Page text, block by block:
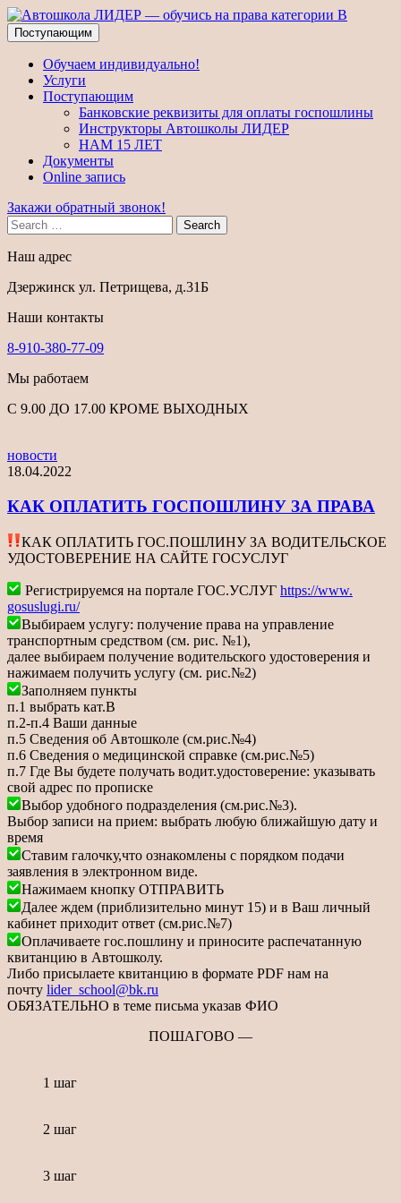
Поступающим
Обучаем индивидуально!
Услуги
Поступающим
Банковские реквизиты для оплаты госпошлины
Инструкторы Автошколы ЛИДЕР
НАМ 15 ЛЕТ
Документы
Online запись
Закажи обратный звонок!
Search
Наш адрес
Дзержинск ул. Петрищева, д.31Б
Наши контакты
8-910-380-77-09
Мы работаем
С 9.00 ДО 17.00 КРОМЕ ВЫХОДНЫХ
новости
18.04.2022
КАК ОПЛАТИТЬ ГОСПОШЛИНУ ЗА ПРАВА
КАК ОПЛАТИТЬ ГОС.ПОШЛИНУ ЗА ВОДИТЕЛЬСКОЕ
УДОСТОВЕРЕНИЕ НА САЙТЕ ГОСУСЛУГ
Регистрируемся на портале ГОС.УСЛУГ https://www.
gosuslugi.ru/
Выбираем услугу: получение права на управление
транспортным средством (см. рис. №1),
далее выбираем получение водительского удостоверения и
нажимаем получить услугу (см. рис.№2)
Заполняем пункты
п.1 выбрать кат.В
п.2-п.4 Ваши данные
п.5 Сведения об Автошколе (см.рис.№4)
п.6 Сведения о медицинской справке (см.рис.№5)
п.7 Где Вы будете получать водит.удостоверение: указывать
свой адрес по прописке
Выбор удобного подразделения (см.рис.№3).
Выбор записи на прием: выбрать любую ближайшую дату и
время
Ставим галочку,что ознакомлены с порядком подачи
заявления в электронном виде.
Нажимаем кнопку ОТПРАВИТЬ
Далее ждем (приблизительно минут 15) и в Ваш личный
кабинет приходит ответ (см.рис.№7)
Оплачиваете гос.пошлину и приносите распечатанную
квитанцию в Автошколу.
Либо присылаете квитанцию в формате PDF нам на
почту lider_school@bk.ru
ОБЯЗАТЕЛЬНО в теме письма указав ФИО
ПОШАГОВО —
1 шаг
2 шаг
3 шаг